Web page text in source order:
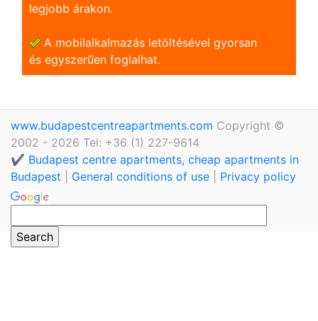
legjobb árakon.
A mobilalkalmazás letöltésével gyorsan
és egyszerũen foglalhat.
www.budapestcentreapartments.com Copyright ©
2002 - 2026 Tel: +36 (1) 227-9614
✔️ Budapest centre apartments, cheap apartments in
Budapest
General conditions of use Privacy policy